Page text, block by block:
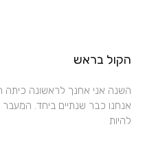
הקול בראש
השנה אני אחנך לראשונה כיתה
אנחנו כבר שנתיים ביחד. המעבר
להיות